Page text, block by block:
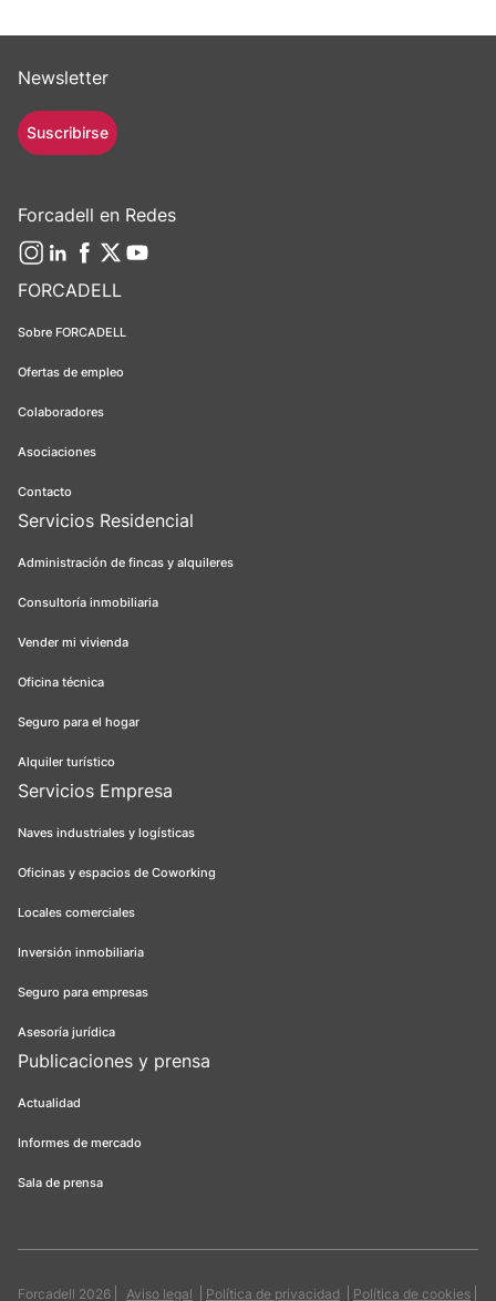
FORCADELL
Sobre FORCADELL
Ofertas de empleo
Colaboradores
Asociaciones
Contacto
Servicios Residencial
Administración de fincas y alquileres
Consultoría inmobiliaria
Vender mi vivienda
Oficina técnica
Seguro para el hogar
Alquiler turístico
Servicios Empresa
Naves industriales y logísticas
Oficinas y espacios de Coworking
Locales comerciales
Inversión inmobiliaria
Seguro para empresas
Asesoría jurídica
Publicaciones y prensa
Actualidad
Informes de mercado
Sala de prensa
Newsletter
Suscribirse
Forcadell en Redes
Forcadell 2026 Aviso legal Política de privacidad Política de cookies